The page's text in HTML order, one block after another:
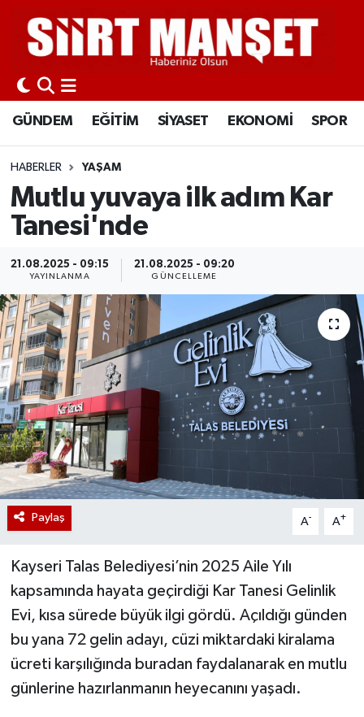
GÜNDEM EĞİTİM SİYASET EKONOMİ SPOR
HABERLER YAŞAM
Mutlu yuvaya ilk adım Kar
Tanesi'nde
21.08.2025 - 09:15
YAYINLANMA
21.08.2025 - 09:20
GÜNCELLEME
Paylaş A- A+
Kayseri Talas Belediyesi’nin 2025 Aile Yılı
kapsamında hayata geçirdiği Kar Tanesi Gelinlik
Evi, kısa sürede büyük ilgi gördü. Açıldığı günden
bu yana 72 gelin adayı, cüzi miktardaki kiralama
ücreti karşılığında buradan faydalanarak en mutlu
günlerine hazırlanmanın heyecanını yaşadı.
GÜNDEM
EĞİTİM
SİYASET
EKONOMİ
SPOR
İLÇELER
KÜLTÜR-SANAT
SAĞLIK-YAŞAM
Siirt Nöbetçi Eczaneler
Siirt Hava Durumu
Siirt Namaz Vakitleri
Siirt Trafik Yoğunluk Haritası
Süper Lig Puan Durumu ve Fikstür
Tüm Manşetler
Son Dakika Haberleri
Haber Arşivi